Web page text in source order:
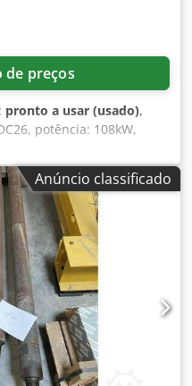
de preços
pronto a usar (usado),
potência: 108kW,
h, tamanho do pneu:
BUT 35, unidade de
suportes de
máx. da haste de
máx. de perfuração:
210, norma CE, lavagem
e bomba de alta pressão
Dsdol Tn Epspfx Ai
Anúncio classificado